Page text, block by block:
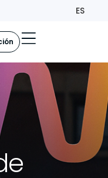
ES